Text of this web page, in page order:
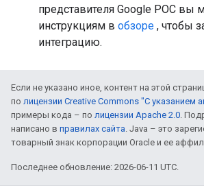
представителя Google POC вы
инструкциям в обзоре , чтобы
интеграцию.
Если не указано иное, контент на этой
по лицензии Creative Commons "С указанием
примеры кода – по лицензии Apache 2.0.
написано в правилах сайта. Java – это
товарный знак корпорации Oracle и ее
Последнее обновление: 2026-06-11 UTC.